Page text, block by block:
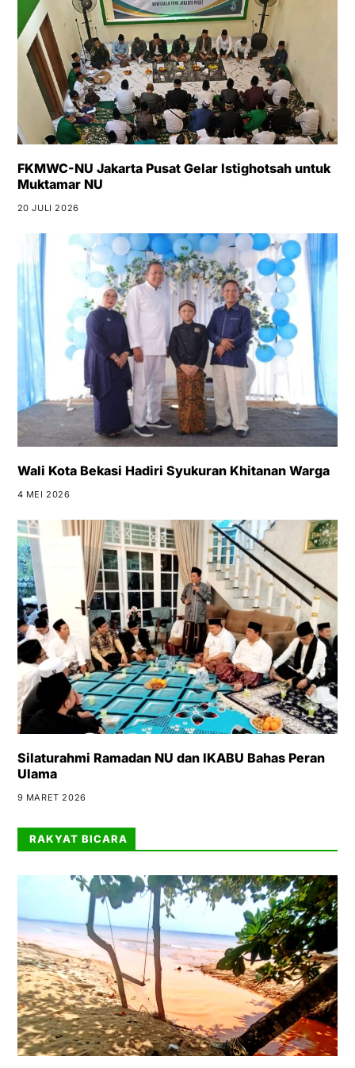
FKMWC-NU Jakarta Pusat Gelar Istighotsah untuk
Muktamar NU
20 JULI 2026
Wali Kota Bekasi Hadiri Syukuran Khitanan Warga
4 MEI 2026
Silaturahmi Ramadan NU dan IKABU Bahas Peran
Ulama
9 MARET 2026
RAKYAT BICARA